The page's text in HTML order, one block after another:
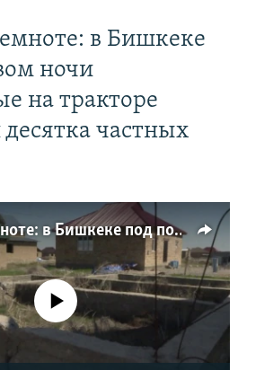
в Бишкеке
ночи
на тракторе
десятка частных
Погром в темноте: в Бишкеке под покровом ночи неизвестные на тракторе снесли три десятка частных домов
source currently available